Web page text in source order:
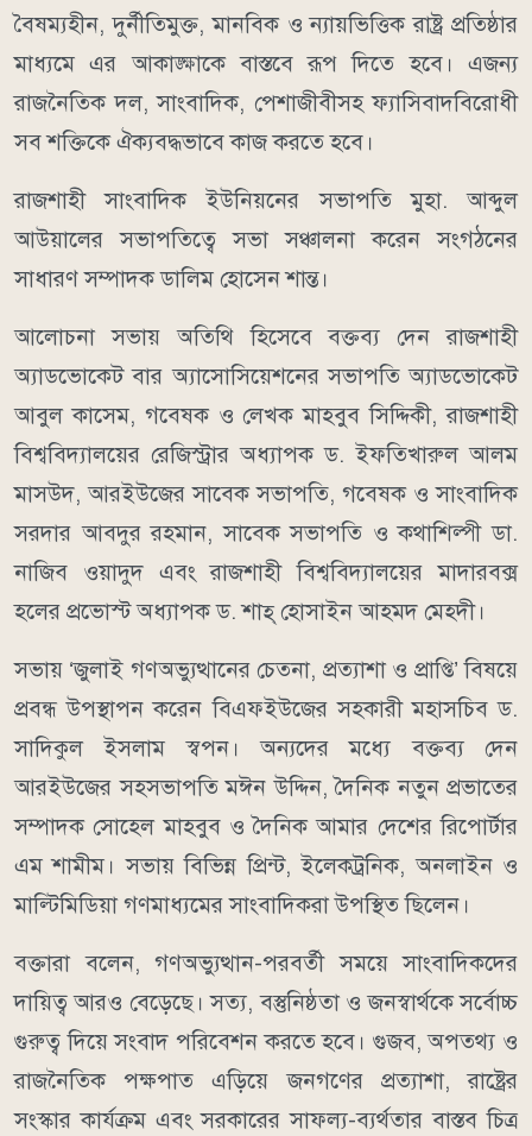
বৈষম্যহীন, দুর্নীতিমুক্ত, মানবিক ও ন্যায়ভিত্তিক রাষ্ট্র প্রতিষ্ঠার
মাধ্যমে এর আকাঙ্ক্ষাকে বাস্তবে রূপ দিতে হবে। এজন্য
রাজনৈতিক দল, সাংবাদিক, পেশাজীবীসহ ফ্যাসিবাদবিরোধী
সব শক্তিকে ঐক্যবদ্ধভাবে কাজ করতে হবে।
রাজশাহী সাংবাদিক ইউনিয়নের সভাপতি মুহা. আব্দুল
আউয়ালের সভাপতিত্বে সভা সঞ্চালনা করেন সংগঠনের
সাধারণ সম্পাদক ডালিম হোসেন শান্ত।
আলোচনা সভায় অতিথি হিসেবে বক্তব্য দেন রাজশাহী
অ্যাডভোকেট বার অ্যাসোসিয়েশনের সভাপতি অ্যাডভোকেট
আবুল কাসেম, গবেষক ও লেখক মাহবুব সিদ্দিকী, রাজশাহী
বিশ্ববিদ্যালয়ের রেজিস্ট্রার অধ্যাপক ড. ইফতিখারুল আলম
মাসউদ, আরইউজের সাবেক সভাপতি, গবেষক ও সাংবাদিক
সরদার আবদুর রহমান, সাবেক সভাপতি ও কথাশিল্পী ডা.
নাজিব ওয়াদুদ এবং রাজশাহী বিশ্ববিদ্যালয়ের মাদারবক্স
হলের প্রভোস্ট অধ্যাপক ড. শাহ্ হোসাইন আহমদ মেহ্দী।
সভায় ‘জুলাই গণঅভ্যুত্থানের চেতনা, প্রত্যাশা ও প্রাপ্তি’ বিষয়ে
প্রবন্ধ উপস্থাপন করেন বিএফইউজের সহকারী মহাসচিব ড.
সাদিকুল ইসলাম স্বপন। অন্যদের মধ্যে বক্তব্য দেন
আরইউজের সহসভাপতি মঈন উদ্দিন, দৈনিক নতুন প্রভাতের
সম্পাদক সোহেল মাহবুব ও দৈনিক আমার দেশের রিপোর্টার
এম শামীম। সভায় বিভিন্ন প্রিন্ট, ইলেকট্রনিক, অনলাইন ও
মাল্টিমিডিয়া গণমাধ্যমের সাংবাদিকরা উপস্থিত ছিলেন।
বক্তারা বলেন, গণঅভ্যুত্থান-পরবর্তী সময়ে সাংবাদিকদের
দায়িত্ব আরও বেড়েছে। সত্য, বস্তুনিষ্ঠতা ও জনস্বার্থকে সর্বোচ্চ
গুরুত্ব দিয়ে সংবাদ পরিবেশন করতে হবে। গুজব, অপতথ্য ও
রাজনৈতিক পক্ষপাত এড়িয়ে জনগণের প্রত্যাশা, রাষ্ট্রের
সংস্কার কার্যক্রম এবং সরকারের সাফল্য-ব্যর্থতার বাস্তব চিত্র